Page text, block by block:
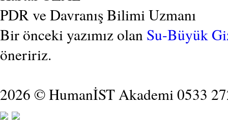
PDR ve Davranış Bilimi Uzmanı
Bir önceki yazımız olan Su-Büyük
öneririz.
2026 © HumanİST Akademi 0533